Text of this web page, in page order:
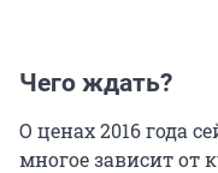
Чего ждать?
О ценах 2016 года
многое зависит от